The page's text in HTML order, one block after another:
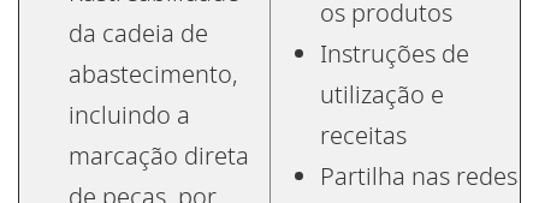
da cadeia de
abastecimento,
incluindo a
marcação direta
de peças, por
os produtos
Instruções de
utilização e
receitas
Partilha nas redes